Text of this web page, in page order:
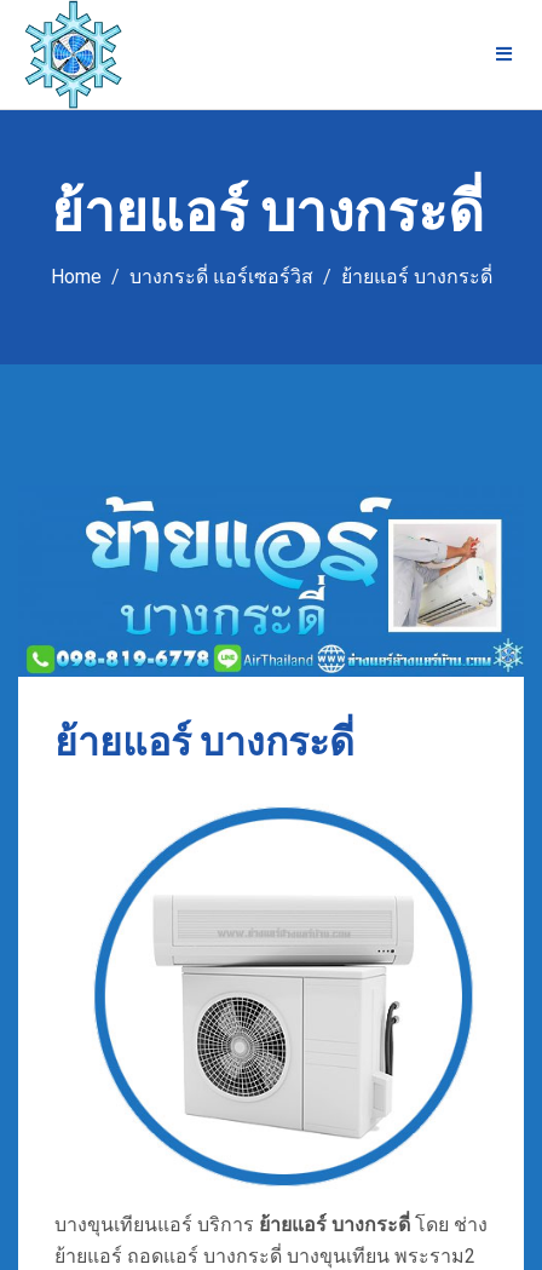
content
ย้ายแอร์ บางกระดี่
Home บางกระดี่ แอร์เซอร์วิส ย้ายแอร์ บางกระดี่
ย้ายแอร์ บางกระดี่
บางขุนเทียนแอร์ บริการ ย้ายแอร์ บางกระดี่ โดย ช่าง
ย้ายแอร์ ถอดแอร์ บางกระดี่ บางขุนเทียน พระราม2